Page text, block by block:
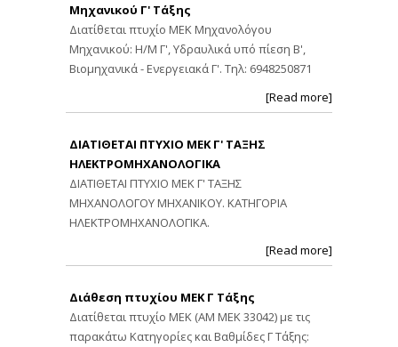
Μηχανικού Γ' Τάξης
Διατίθεται πτυχίο ΜΕΚ Μηχανολόγου
Μηχανικού: Η/Μ Γ', Υδραυλικά υπό πίεση Β',
Βιομηχανικά - Ενεργειακά Γ'. Τηλ: 6948250871
[Read more]
ΔΙΑΤΙΘΕΤΑΙ ΠΤΥΧΙΟ ΜΕΚ Γ' ΤΑΞΗΣ
ΗΛΕΚΤΡΟΜΗΧΑΝΟΛΟΓΙΚΑ
ΔΙΑΤΙΘΕΤΑΙ ΠΤΥΧΙΟ ΜΕΚ Γ' ΤΑΞΗΣ
ΜΗΧΑΝΟΛΟΓΟΥ ΜΗΧΑΝΙΚΟΥ. ΚΑΤΗΓΟΡΙΑ
ΗΛΕΚΤΡΟΜΗΧΑΝΟΛΟΓΙΚΑ.
[Read more]
Διάθεση πτυχίου ΜΕΚ Γ Τάξης
Διατίθεται πτυχίο ΜΕΚ (ΑΜ ΜΕΚ 33042) με τις
παρακάτω Κατηγορίες και Βαθμίδες Γ Τάξης: